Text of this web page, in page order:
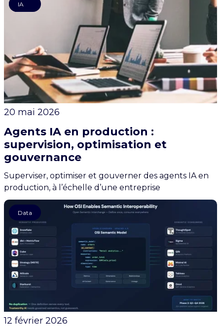
Data
IA
20 mai 2026
Agents IA en production :
supervision, optimisation et
gouvernance
Superviser, optimiser et gouverner des agents IA en
production, à l’échelle d’une entreprise
Data
12 février 2026